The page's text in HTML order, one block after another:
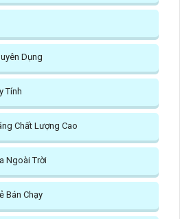
Dụng
Tính
Chất Lượng Cao
Ngoài Trời
Bán Chạy